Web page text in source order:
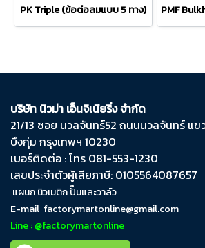
PK Triple (ข้อต่อลมแบบ 5 ทาง)
บริษัท นิวม่า เอ็นจิเนียริ่ง จำกัด
21/13 ซอย นวลจันทร์​52 ถนน​นวลจันทร์​ แข
บึงกุ่ม​ กรุงเทพฯ​ 10230
เบอร์ติดต่อ : โทร 081-553-1230
เลขประจำตัวผู้เสียภาษี: 0105564087657
แผนก นิวเมติก ปั๊มและวาล์ว
E-mail factorymartonline@gmail.com
Line : @factorymartonline